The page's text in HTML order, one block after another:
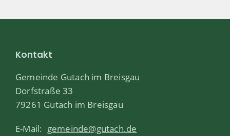
Kontakt
Gemeinde Gutach im Breisgau
Dorfstraße 33
79261 Gutach im Breisgau
E-Mail: gemeinde@gutach.de